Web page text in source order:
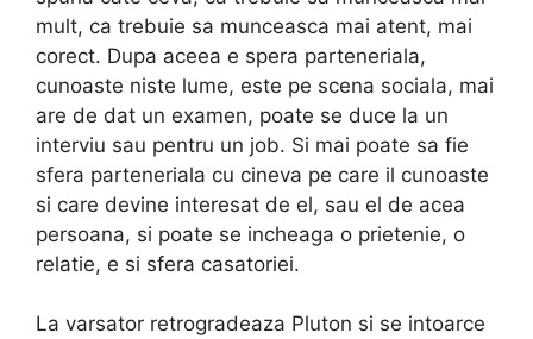
mult, ca trebuie sa munceasca mai atent, mai
corect. Dupa aceea e spera parteneriala,
cunoaste niste lume, este pe scena sociala, mai
are de dat un examen, poate se duce la un
interviu sau pentru un job. Si mai poate sa fie
sfera parteneriala cu cineva pe care il cunoaste
si care devine interesat de el, sau el de acea
persoana, si poate se incheaga o prietenie, o
relatie, e si sfera casatoriei.
La varsator retrogradeaza Pluton si se intoarce